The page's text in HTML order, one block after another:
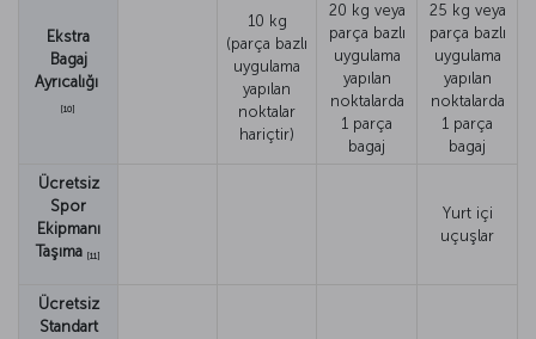
Ekstra
Bagaj
Ayrıcalığı
[10]
10 kg
(parça bazlı
uygulama
yapılan
noktalar
hariçtir)
20 kg veya
parça bazlı
uygulama
yapılan
noktalarda
1 parça
bagaj
25 kg veya
parça bazlı
uygulama
yapılan
noktalarda
1 parça
bagaj
Ücretsiz
Spor
Ekipmanı
Taşıma [11]
Yurt içi
uçuşlar
Ücretsiz
Standart